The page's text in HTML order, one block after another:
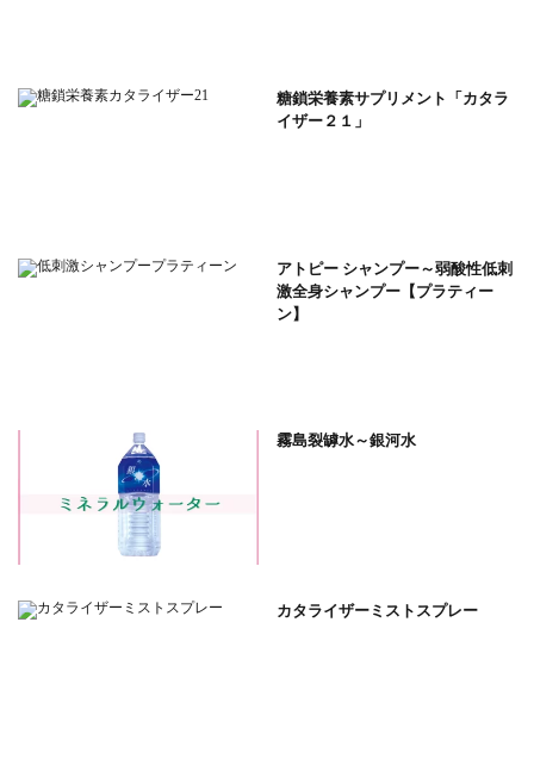
糖鎖栄養素サプリメント「カタラ
イザー２１」
アトピー シャンプー～弱酸性低刺
激全身シャンプー【プラティー
ン】
霧島裂罅水～銀河水
カタライザーミストスプレー